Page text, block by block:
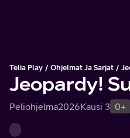
Telia Play Ohjelmat Ja Sarjat
Jeopardy!
Peliohjelma2026Kausi 3 0+